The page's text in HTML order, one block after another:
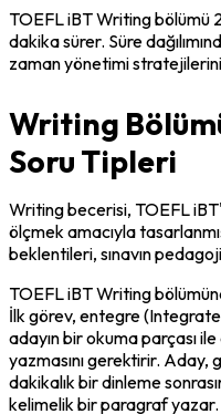
TOEFL iBT Writing bölümü
dakika sürer. Süre
zaman yönetimi
Writing
Soru Tipleri
Writing becerisi, TOEFL
ölçmek amacıyla
beklentileri, sınavın
TOEFL iBT Writing
İlk görev, entegre
adayın bir okuma parçası
yazmasını gerektirir. Aday,
dakikalık bir dinleme
kelimelik bir paragraf